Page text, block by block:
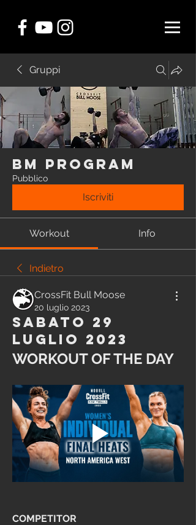
Gruppi
BM Program
Pubblico
Iscriviti
Workout Info
Indietro
CrossFit Bull Moose
20 luglio 2023
Sabato 29
Luglio 2023
WORKOUT OF THE DAY
COMPETITOR